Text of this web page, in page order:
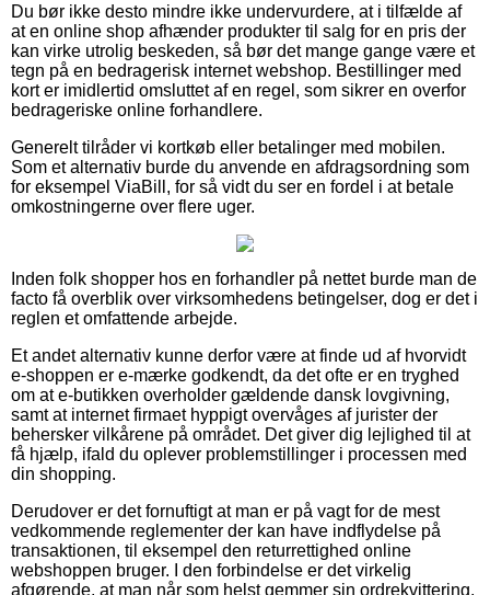
Du bør ikke desto mindre ikke undervurdere, at i tilfælde af
at en online shop afhænder produkter til salg for en pris der
kan virke utrolig beskeden, så bør det mange gange være et
tegn på en bedragerisk internet webshop. Bestillinger med
kort er imidlertid omsluttet af en regel, som sikrer en overfor
bedrageriske online forhandlere.
Generelt tilråder vi kortkøb eller betalinger med mobilen.
Som et alternativ burde du anvende en afdragsordning som
for eksempel ViaBill, for så vidt du ser en fordel i at betale
omkostningerne over flere uger.
Inden folk shopper hos en forhandler på nettet burde man de
facto få overblik over virksomhedens betingelser, dog er det i
reglen et omfattende arbejde.
Et andet alternativ kunne derfor være at finde ud af hvorvidt
e-shoppen er e-mærke godkendt, da det ofte er en tryghed
om at e-butikken overholder gældende dansk lovgivning,
samt at internet firmaet hyppigt overvåges af jurister der
behersker vilkårene på området. Det giver dig lejlighed til at
få hjælp, ifald du oplever problemstillinger i processen med
din shopping.
Derudover er det fornuftigt at man er på vagt for de mest
vedkommende reglementer der kan have indflydelse på
transaktionen, til eksempel den returrettighed online
webshoppen bruger. I den forbindelse er det virkelig
afgørende, at man når som helst gemmer sin ordrekvittering,